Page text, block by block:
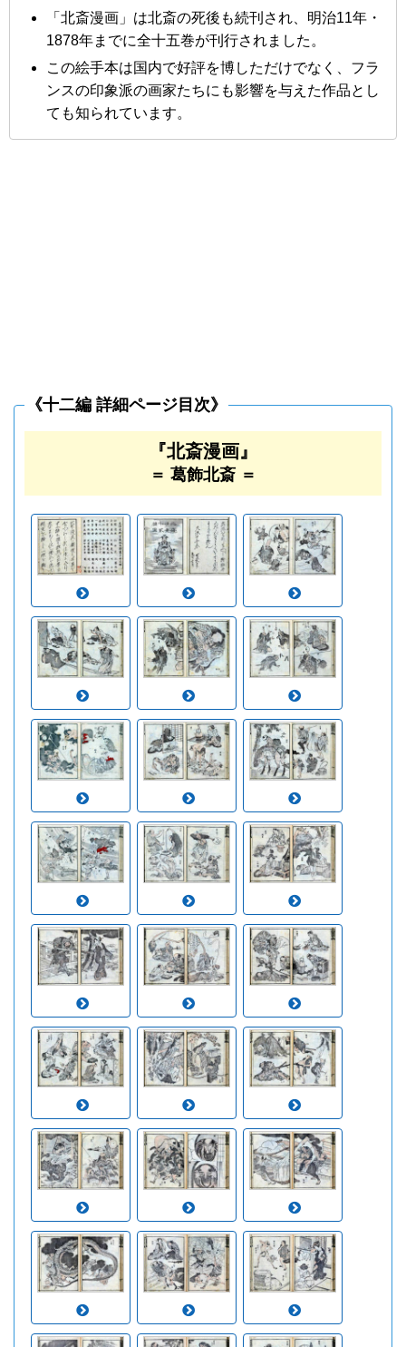
「北斎漫画」は北斎の死後も続刊され、明治11年・
1878年までに全十五巻が刊行されました。
この絵手本は国内で好評を博しただけでなく、フラ
ンスの印象派の画家たちにも影響を与えた作品とし
ても知られています。
《十二編 詳細ページ目次》
『北斎漫画』
＝ 葛飾北斎 ＝